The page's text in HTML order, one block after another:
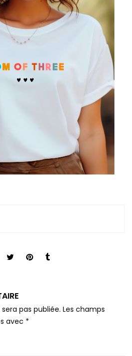
pas publiée. Les champs
avec *